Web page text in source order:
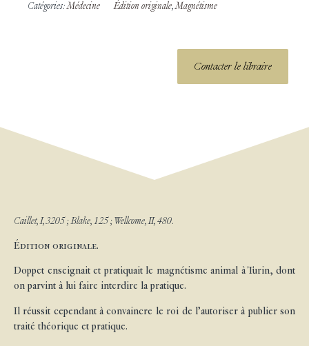
Catégories:Médecine Édition originale,Magnétisme
Contacter le libraire
Caillet, I, 3205 ; Blake, 125 ; Wellcome, II, 480.
Édition originale.
Doppet enseignait et pratiquait le magnétisme animal à Turin, dont
on parvint à lui faire interdire la pratique.
Il réussit cependant à convaincre le roi de l’autoriser à publier son
traité théorique et pratique.